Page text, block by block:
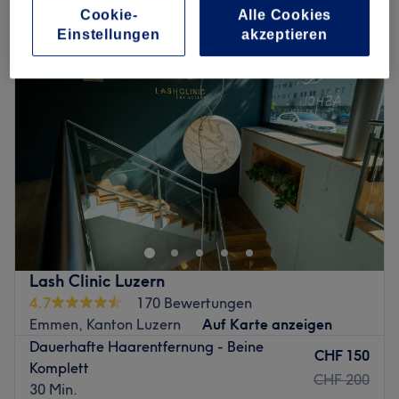
Montag 09:00–19:00
Dienstag
09:00–19:00
Mittwoch
09:00–19:00
Donnerstag
09:00–19:00
09:00–19:00
Samstag
09:00–17:00
Sonntag
Geschlossen
Deine Schönheit in guten Händen – im Medical Beauty
Park Lakeside: In angenehmer Atmosphäre und bester
Lage direkt am Vierwaldstättersee verwöhnt das Team
von Medical Beauty alle Kundinnen und Kunden mit einer
breiten Auswahl an Gesichts- und Körperbehandlungen.
Vereinbare den Termin dafür einfach und bequem mit
Treatwell und erlebe dabei die ganzheitliche Wirkung der
Kosmetik.
Egal ob du dir einen neuen Look wünschst oder auf der
Lash Clinic Luzern
4.7
170 Bewertungen
Emmen, Kanton Luzern
Auf Karte anzeigen
Dauerhafte Haarentfernung - Beine
Komplett
30 Min.
CHF 150
CHF 200
Alle Cookies
akzeptieren
Cookie-
Einstellungen